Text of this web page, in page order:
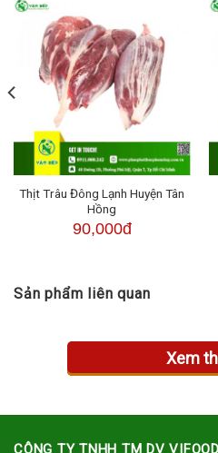
Thịt Trâu Đông Lạnh Huyện Tân
Hồng
90,000đ
Sản phẩm liên quan
Xem
CÔNG TY TNHH TM DV VIFOOD